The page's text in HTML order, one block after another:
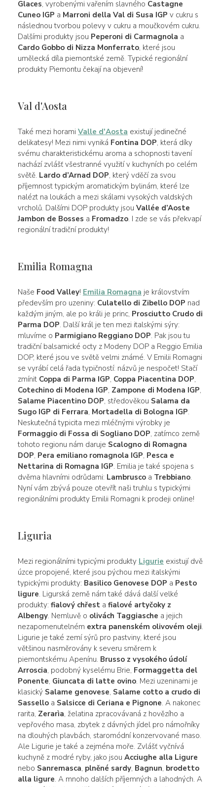
Glaces, vyrobenými vařením slavného Castagne
Cuneo IGP a Marroni della Val di Susa IGP v cukru s
následnou tvorbou polevy v cukru a moučkovém cukru.
Dalšími produkty jsou Peperoni di Carmagnola a
Cardo Gobbo di Nizza Monferrato, které jsou
umělecká díla piemontské země. Typické regionální
produkty Piemontu čekají na objevení!
Val d'Aosta
Také mezi horami Valle d'Aosta existují jedinečné
delikatesy! Mezi nimi vyniká Fontina DOP, která díky
svému charakteristickému aroma a schopnosti tavení
nachází zvlášť všestranné využití v kuchyních po celém
světě. Lardo d’Arnad DOP, který vděčí za svou
příjemnost typickým aromatickým bylinám, které lze
nalézt na loukách a mezi skálami vysokých valdských
vrcholů. Dalšími DOP produkty jsou Vallée d’Aoste
Jambon de Bosses a Fromadzo. I zde se vás překvapí
regionální tradiční produkty!
Emilia Romagna
Naše Food Valley! Emilia Romagna je královstvím
především pro uzeniny: Culatello di Zibello DOP nad
každým jiným, ale po králi je princ, Prosciutto Crudo di
Parma DOP. Další král je ten mezi italskými sýry:
mluvíme o Parmigiano Reggiano DOP. Pak jsou tu
tradiční balsamické octy z Modeny DOP a Reggio Emilia
DOP, které jsou ve světě velmi známé. V Emilii Romagni
se vyrábí celá řada typičností: názvů je nespočet! Stačí
zmínit Coppa di Parma IGP, Coppa Piacentina DOP,
Cotechino di Modena IGP, Zampone di Modena IGP,
Salame Piacentino DOP, středověkou Salama da
Sugo IGP di Ferrara, Mortadella di Bologna IGP.
Neskutečná typicita mezi mléčnými výrobky je
Formaggio di Fossa di Sogliano DOP, zatímco země
tohoto regionu nám daruje Scalogno di Romagna
DOP, Pera emiliano romagnola IGP, Pesca e
Nettarina di Romagna IGP. Emilia je také spojena s
dvěma hlavními odrůdami: Lambruscoa Trebbiano.
Nyní vám zbývá pouze otevřít naši truhlu s typickými
regionálními produkty Emilii Romagni k prodeji online!
Liguria
Mezi regionálními typicými produkty Ligurie existují dvě
úzce propojené, které jsou pýchou mezi italskými
typickými produkty: Basilico Genovese DOP a Pesto
ligure. Ligurská země nám také dává další velké
produkty: fialový chřesta fialové artyčoky z
Albengy. Nemluvě o olivách Taggiasche a jejich
nezapomenutelném extra panenském olivovém oleji.
Ligurie je také zemí sýrů pro pastviny, které jsou
většinou nasměrovány k severu směrem k
piemontskému Apenínu. Brusso z vysokého údolí
Arroscia, podobný kyselému Brie, Formaggetta del
Ponente, Giuncata di latte ovino. Mezi uzeninami je
klasický Salame genovese, Salame cotto a crudo di
Sasselloa Salsicce di Ceriana e Pignone. A nakonec
rarita, Zerarìa, želatina zpracovávaná z hovězího a
vepřového masa, zbytek z dávných jídel pro námořníky
na dlouhých plavbách, staromódní konzervované maso.
Ale Ligurie je také a zejména moře. Zvlášť vyčnívá
kuchyně z modré ryby, jako jsou Acciughe alla Ligure
nebo Sanremasca, plněné sardy, Bagnun, brodetto
alla ligure. A mnoho dalších příjemných a lahodných. A